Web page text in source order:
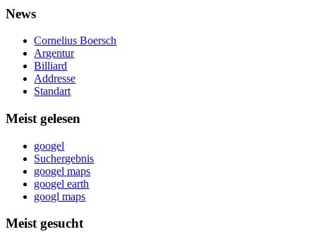
News
Cornelius Boersch
Argentur
Billiard
Addresse
Standart
Meist gelesen
googel
Suchergebnis
googel maps
googel earth
googl maps
Meist gesucht